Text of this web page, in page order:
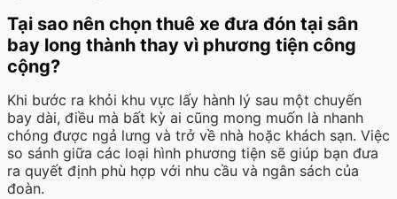
Tại sao nên chọn thuê xe đưa đón tại sân
bay long thành thay vì phương tiện công
cộng?
Khi bước ra khỏi khu vực lấy hành lý sau một chuyến
bay dài, điều mà bất kỳ ai cũng mong muốn là nhanh
chóng được ngả lưng và trở về nhà hoặc khách sạn. Việc
so sánh giữa các loại hình phương tiện sẽ giúp bạn đưa
ra quyết định phù hợp với nhu cầu và ngân sách của
đoàn.